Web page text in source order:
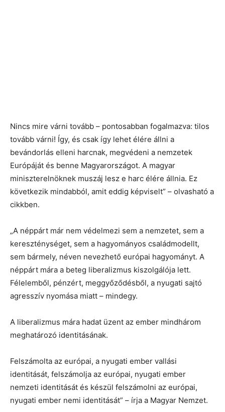
Nincs mire várni tovább – pontosabban fogalmazva: tilos
tovább várni! Így, és csak így lehet élére állni a
bevándorlás elleni harcnak, megvédeni a nemzetek
Európáját és benne Magyarországot. A magyar
miniszterelnöknek muszáj lesz e harc élére állnia. Ez
következik mindabból, amit eddig képviselt” – olvasható a
cikkben.
„A néppárt már nem védelmezi sem a nemzetet, sem a
kereszténységet, sem a hagyományos családmodellt,
sem bármely, néven nevezhető európai hagyományt. A
néppárt mára a beteg liberalizmus kiszolgálója lett.
Félelemből, pénzért, meggyőződésből, a nyugati sajtó
agresszív nyomása miatt – mindegy.
A liberalizmus mára hadat üzent az ember mindhárom
meghatározó identitásának.
Felszámolta az európai, a nyugati ember vallási
identitását, felszámolja az európai, nyugati ember
nemzeti identitását és készül felszámolni az európai,
nyugati ember nemi identitását” – írja a Magyar Nemzet.